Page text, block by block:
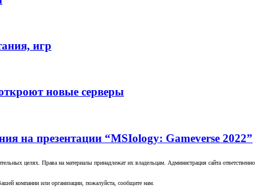
игр
новые серверы
на презентации “MSIology: Gameverse 2022”
целях. Права на материалы принадлежат их владельцам. Администрация сайта
компании или организации, пожалуйста, сообщите нам.